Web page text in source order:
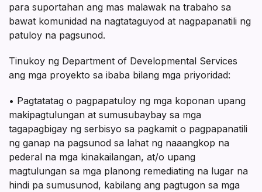
para suportahan ang mas malawak na trabaho sa
bawat komunidad na nagtataguyod at nagpapanatili ng
patuloy na pagsunod.
Tinukoy ng Department of Developmental Services
ang mga proyekto sa ibaba bilang mga priyoridad:
• Pagtatatag o pagpapatuloy ng mga koponan upang
makipagtulungan at sumusubaybay sa mga
tagapagbigay ng serbisyo sa pagkamit o pagpapanatili
ng ganap na pagsunod sa lahat ng naaangkop na
pederal na mga kinakailangan, at/o upang
magtulungan sa mga planong remediating na lugar na
hindi pa sumusunod, kabilang ang pagtugon sa mga